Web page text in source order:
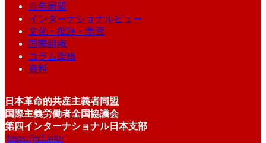
青年同盟
インターナショナルビュー
文化・批評・学習
国際組織
コラム架橋
資料
日本革命的共産主義者同盟
国際主義労働者全国協議会
第四インターナショナル日本支部
https://jrcl.info/